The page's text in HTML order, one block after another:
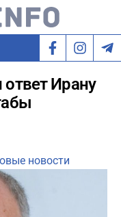
Ирану
новости